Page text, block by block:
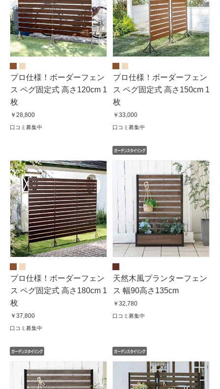
プロ仕様！ボーダーフェン
ス ペグ固定式 高さ120cm 1
枚
￥28,800
口コミ募集中
プロ仕様！ボーダーフェン
ス ペグ固定式 高さ150cm 1
枚
￥33,000
口コミ募集中
プロ仕様！ボーダーフェン
ス ペグ固定式 高さ180cm 1
枚
￥37,800
口コミ募集中
天然木風プランターフェン
ス 幅90高さ135cm
￥32,780
口コミ募集中